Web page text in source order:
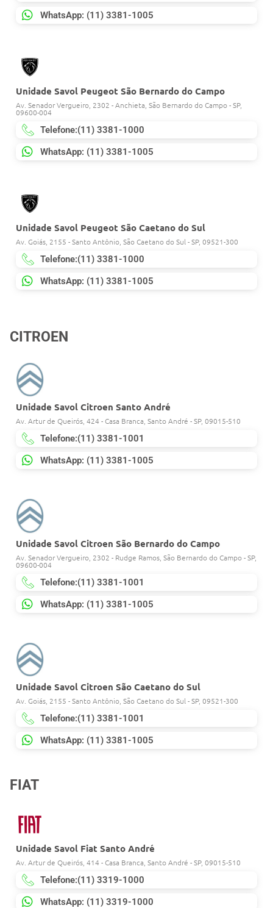
WhatsApp: (11) 3381-1005
Unidade Savol Peugeot São Bernardo do Campo
Av. Senador Vergueiro, 2302 - Anchieta, São Bernardo do Campo - SP,
09600-004
Telefone:(11) 3381-1000
WhatsApp: (11) 3381-1005
Unidade Savol Peugeot São Caetano do Sul
Av. Goiás, 2155 - Santo Antônio, São Caetano do Sul - SP, 09521-300
Telefone:(11) 3381-1000
WhatsApp: (11) 3381-1005
CITROEN
Unidade Savol Citroen Santo André
Av. Artur de Queirós, 424 - Casa Branca, Santo André - SP, 09015-510
Telefone:(11) 3381-1001
WhatsApp: (11) 3381-1005
Unidade Savol Citroen São Bernardo do Campo
Av. Senador Vergueiro, 2302 - Rudge Ramos, São Bernardo do Campo - SP,
09600-004
Telefone:(11) 3381-1001
WhatsApp: (11) 3381-1005
Unidade Savol Citroen São Caetano do Sul
Av. Goiás, 2155 - Santo Antônio, São Caetano do Sul - SP, 09521-300
Telefone:(11) 3381-1001
WhatsApp: (11) 3381-1005
FIAT
Unidade Savol Fiat Santo André
Av. Artur de Queirós, 414 - Casa Branca, Santo André - SP, 09015-510
Telefone:(11) 3319-1000
WhatsApp: (11) 3319-1000